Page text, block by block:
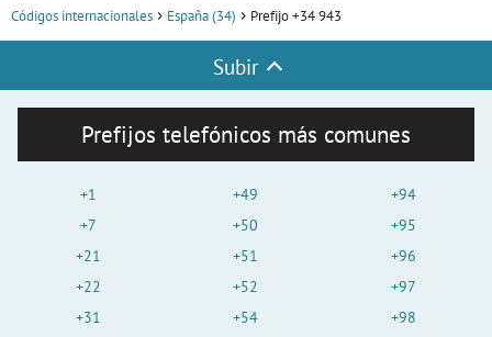
Códigos internacionales España (34) Prefijo +34 943
Subir
Prefijos telefónicos más comunes
+1
+7
+21
+22
+31
+49
+50
+51
+52
+54
+94
+95
+96
+97
+98